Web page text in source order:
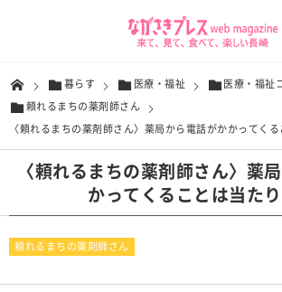
暮らす 医療・福祉
医療・福祉
頼れるまちの薬剤師さん
〈頼れるまちの薬剤師さん〉薬局から電話がかかってく
〈頼れるまちの薬剤師さん〉薬
かってくることは当た
頼れるまちの薬剤師さん